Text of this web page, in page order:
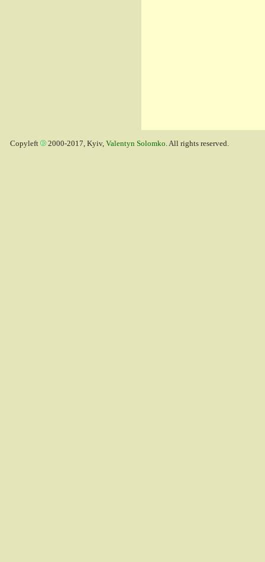
Copyleft 2000-2017, Kyiv, Valentyn Solomko. All rights reserved.